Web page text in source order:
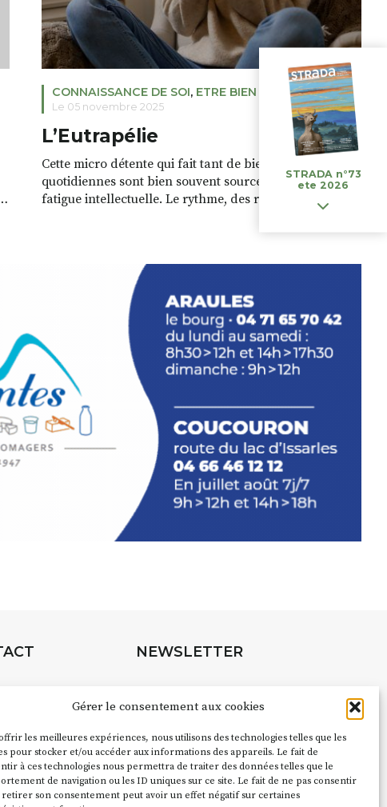
Gérer le consentement aux cookies
les meilleures expériences, nous utilisons des technologies telles que les
pour stocker et/ou accéder aux informations des appareils. Le fait de
à ces technologies nous permettra de traiter des données telles que le
de navigation ou les ID uniques sur ce site. Le fait de ne pas consentir
retirer son consentement peut avoir un effet négatif sur certaines
CONNAISSANCE DE SOI, ETRE BIEN
Le 05 novembre 2025
L’Eutrapélie
Cette micro détente qui fait tant de bien Nos activités
quotidiennes sont bien souvent sources de stress et de
fatigue intellectuelle. Le rythme, des relations pénibles,
détendre. En attente du weekend […]
STRADA n°73
ete 2026
pubs pour
NEWSLETTER
NOUS CONTACTER